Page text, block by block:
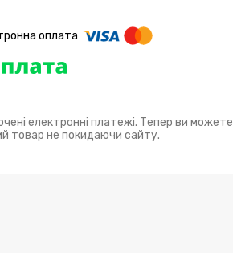
електронні платежі. Тепер ви можете
товар не покидаючи сайту.